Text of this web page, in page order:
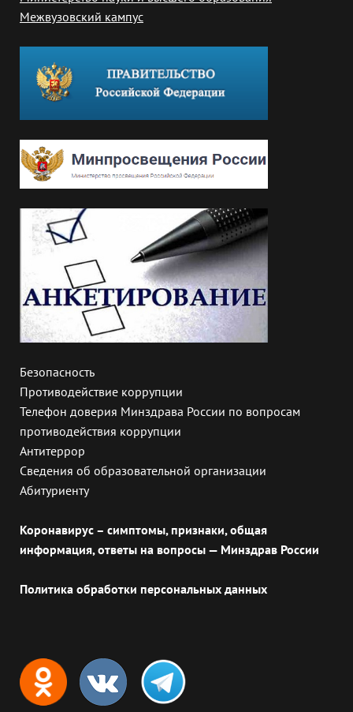
Межвузовский кампус
Безопасность
Противодействие коррупции
Телефон доверия Минздрава России по вопросам
противодействия коррупции
Антитеррор
Сведения об образовательной организации
Абитуриенту
Коронавирус – симптомы, признаки, общая
информация, ответы на вопросы — Минздрав России
Политика обработки персональных данных